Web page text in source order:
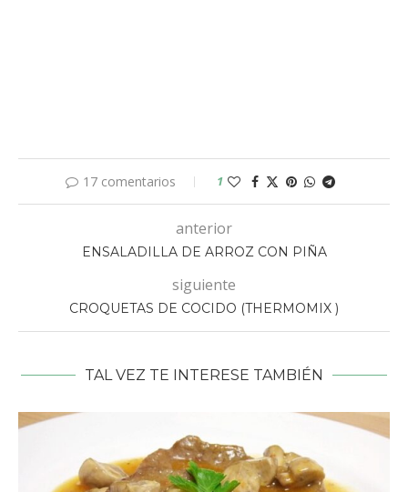
17 comentarios 1
anterior
ENSALADILLA DE ARROZ CON PIÑA
siguiente
CROQUETAS DE COCIDO (THERMOMIX )
TAL VEZ TE INTERESE TAMBIÉN